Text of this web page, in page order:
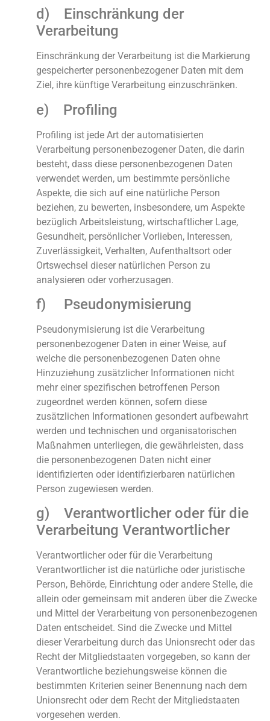
d) Einschränkung der
Verarbeitung
Einschränkung der Verarbeitung ist die Markierung
gespeicherter personenbezogener Daten mit dem
Ziel, ihre künftige Verarbeitung einzuschränken.
e) Profiling
Profiling ist jede Art der automatisierten
Verarbeitung personenbezogener Daten, die darin
besteht, dass diese personenbezogenen Daten
verwendet werden, um bestimmte persönliche
Aspekte, die sich auf eine natürliche Person
beziehen, zu bewerten, insbesondere, um Aspekte
bezüglich Arbeitsleistung, wirtschaftlicher Lage,
Gesundheit, persönlicher Vorlieben, Interessen,
Zuverlässigkeit, Verhalten, Aufenthaltsort oder
Ortswechsel dieser natürlichen Person zu
analysieren oder vorherzusagen.
f) Pseudonymisierung
Pseudonymisierung ist die Verarbeitung
personenbezogener Daten in einer Weise, auf
welche die personenbezogenen Daten ohne
Hinzuziehung zusätzlicher Informationen nicht
mehr einer spezifischen betroffenen Person
zugeordnet werden können, sofern diese
zusätzlichen Informationen gesondert aufbewahrt
werden und technischen und organisatorischen
Maßnahmen unterliegen, die gewährleisten, dass
die personenbezogenen Daten nicht einer
identifizierten oder identifizierbaren natürlichen
Person zugewiesen werden.
g) Verantwortlicher oder für die
Verarbeitung Verantwortlicher
Verantwortlicher oder für die Verarbeitung
Verantwortlicher ist die natürliche oder juristische
Person, Behörde, Einrichtung oder andere Stelle, die
allein oder gemeinsam mit anderen über die Zwecke
und Mittel der Verarbeitung von personenbezogenen
Daten entscheidet. Sind die Zwecke und Mittel
dieser Verarbeitung durch das Unionsrecht oder das
Recht der Mitgliedstaaten vorgegeben, so kann der
Verantwortliche beziehungsweise können die
bestimmten Kriterien seiner Benennung nach dem
Unionsrecht oder dem Recht der Mitgliedstaaten
vorgesehen werden.